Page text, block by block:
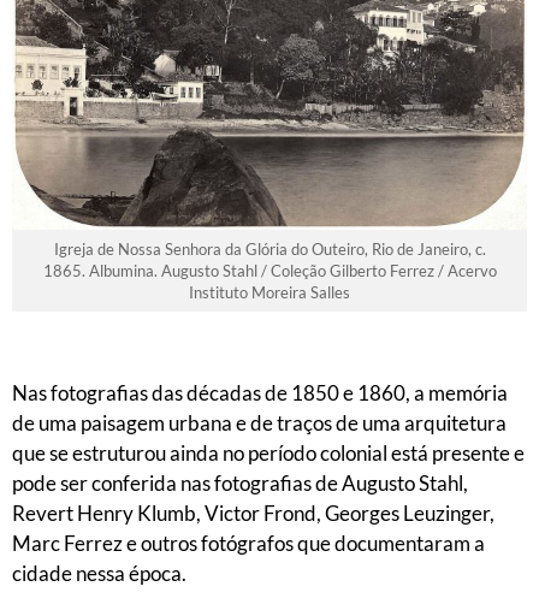
Igreja de Nossa Senhora da Glória do Outeiro, Rio de Janeiro, c.
1865. Albumina. Augusto Stahl / Coleção Gilberto Ferrez / Acervo
Instituto Moreira Salles
Nas fotografias das décadas de 1850 e 1860, a memória
de uma paisagem urbana e de traços de uma arquitetura
que se estruturou ainda no período colonial está presente e
pode ser conferida nas fotografias de Augusto Stahl,
Revert Henry Klumb, Victor Frond, Georges Leuzinger,
Marc Ferrez e outros fotógrafos que documentaram a
cidade nessa época.